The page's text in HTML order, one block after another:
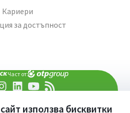
използва бисквитки
Кариери
за достъпност
Част от:
AI асистента ни